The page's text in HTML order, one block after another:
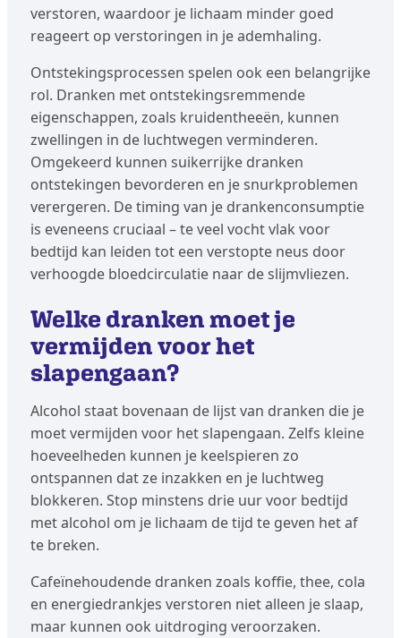
verstoren, waardoor je lichaam minder goed
reageert op verstoringen in je ademhaling.
Ontstekingsprocessen spelen ook een belangrijke
rol. Dranken met ontstekingsremmende
eigenschappen, zoals kruidentheeën, kunnen
zwellingen in de luchtwegen verminderen.
Omgekeerd kunnen suikerrijke dranken
ontstekingen bevorderen en je snurkproblemen
verergeren. De timing van je drankenconsumptie
is eveneens cruciaal – te veel vocht vlak voor
bedtijd kan leiden tot een verstopte neus door
verhoogde bloedcirculatie naar de slijmvliezen.
Welke dranken moet je
vermijden voor het
slapengaan?
Alcohol staat bovenaan de lijst van dranken die je
moet vermijden voor het slapengaan. Zelfs kleine
hoeveelheden kunnen je keelspieren zo
ontspannen dat ze inzakken en je luchtweg
blokkeren. Stop minstens drie uur voor bedtijd
met alcohol om je lichaam de tijd te geven het af
te breken.
Cafeïnehoudende dranken zoals koffie, thee, cola
en energiedrankjes verstoren niet alleen je slaap,
maar kunnen ook uitdroging veroorzaken.